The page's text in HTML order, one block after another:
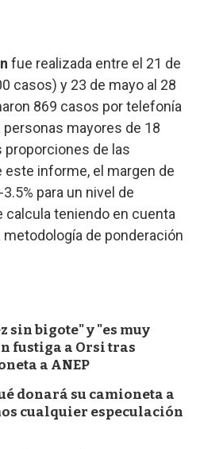
fue realizada entre el 21 de
casos) y 23 de mayo al 28
869 casos por telefonía
mayores de 18
proporciones de las
informe, el margen de
para un nivel de
calcula teniendo en cuenta
de ponderación
sin bigote" y "es muy
fustiga a Orsi tras
a ANEP
donará su camioneta a
cualquier especulación